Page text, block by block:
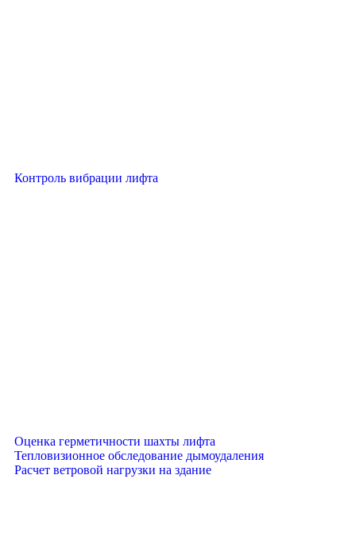
Контроль вибрации лифта
Оценка герметичности шахты лифта
Тепловизионное обследование дымоудаления
Расчет ветровой нагрузки на здание